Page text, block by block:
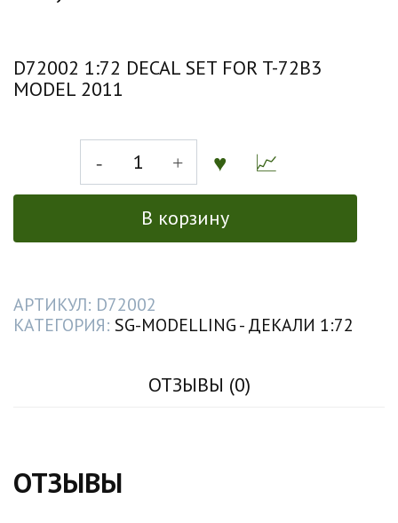
D72002 1:72 DECAL SET FOR T-72B3
MODEL 2011
КОЛИЧЕСТВО
ТОВАРА
D72002
Т-72Б3
ОБР.
В корзину
АРТИКУЛ: D72002
КАТЕГОРИЯ: SG-MODELLING - ДЕКАЛИ 1:72
ОТЗЫВЫ (0)
ОТЗЫВЫ